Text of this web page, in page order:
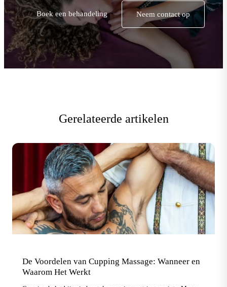
Boek een behandeling Neem contact op
Gerelateerde artikelen
De Voordelen van Cupping Massage: Wanneer en
Waarom Het Werkt